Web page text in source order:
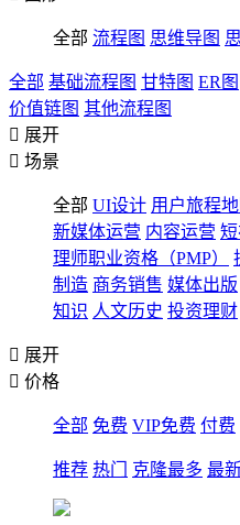
全部 流程图 思维导图
全部 基础流程图 甘特图 ER图
价值链图 其他流程图
 展开
 场景
全部 UI设计 用户旅程地
新媒体运营 内容运营
理师职业资格（PMP）
制造 商务销售 媒体出版
知识 人文历史 投资理财
 展开
 价格
全部 免费 VIP免费 付费
推荐 热门 克隆最多 最